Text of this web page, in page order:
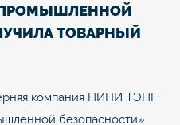
ПРОМЫШЛЕННОЙ
ТОВАРНЫЙ
компания НИПИ ТЭНГ
безопасности»